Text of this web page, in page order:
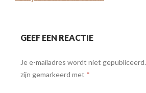
GEEF EEN REACTIE
Je e-mailadres wordt niet gepubliceerd.
zijn gemarkeerd met *